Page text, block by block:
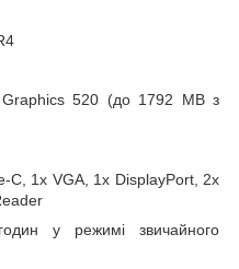
Graphics 520 (до 1792 MB з
C, 1x VGA, 1x DisplayPort, 2x
у режимі звичайного